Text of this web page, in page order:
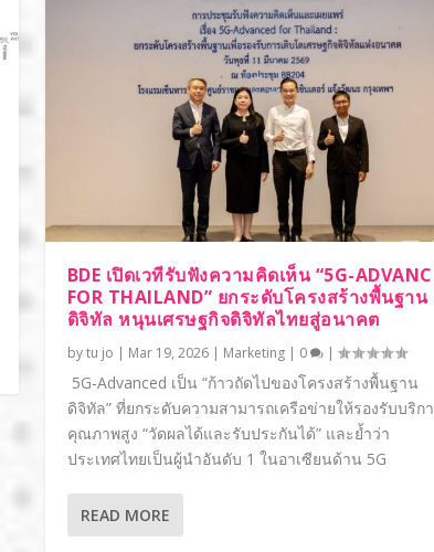
BDE เปิดเวทีรับฟังความคิดเห็น “5G-
FOR THAILAND” ยกระดับโครงสร้างพื้นฐาน
ดิจิทัล หนุนเศรษฐกิจดิจิทัลไทยสู่อนาคต
bytu jo | Mar 19, 2026| Marketing| 0 |
5G-Advanced เป็น “ก้าวถัดไปของโครงสร้างพื้นฐาน
ดิจิทัล” ที่ยกระดับความสามารถเครือข่ายให้รองรับบริก
คุณภาพสูง “วัดผลได้และรับประกันได้” และย้ำว่า
ประเทศไทยเป็นผู้นำอันดับ 1 ในอาเซียนด้าน 5G
READ MORE